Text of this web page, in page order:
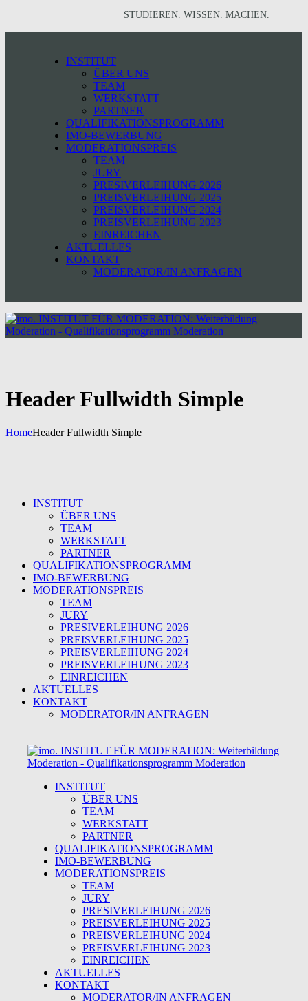
STUDIEREN. WISSEN. MACHEN.
INSTITUT
ÜBER UNS
TEAM
WERKSTATT
PARTNER
QUALIFIKATIONSPROGRAMM
IMO-BEWERBUNG
MODERATIONSPREIS
TEAM
JURY
PRESIVERLEIHUNG 2026
PREISVERLEIHUNG 2025
PREISVERLEIHUNG 2024
PREISVERLEIHUNG 2023
EINREICHEN
AKTUELLES
KONTAKT
MODERATOR/IN ANFRAGEN
Header Fullwidth Simple
HomeHeader Fullwidth Simple
INSTITUT
ÜBER UNS
TEAM
WERKSTATT
PARTNER
QUALIFIKATIONSPROGRAMM
IMO-BEWERBUNG
MODERATIONSPREIS
TEAM
JURY
PRESIVERLEIHUNG 2026
PREISVERLEIHUNG 2025
PREISVERLEIHUNG 2024
PREISVERLEIHUNG 2023
EINREICHEN
AKTUELLES
KONTAKT
MODERATOR/IN ANFRAGEN
INSTITUT
ÜBER UNS
TEAM
WERKSTATT
PARTNER
QUALIFIKATIONSPROGRAMM
IMO-BEWERBUNG
MODERATIONSPREIS
TEAM
JURY
PRESIVERLEIHUNG 2026
PREISVERLEIHUNG 2025
PREISVERLEIHUNG 2024
PREISVERLEIHUNG 2023
EINREICHEN
AKTUELLES
KONTAKT
MODERATOR/IN ANFRAGEN